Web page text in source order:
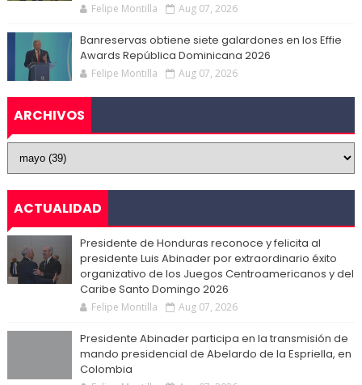
Felipe Montilla Aug 07, 2026
Banreservas obtiene siete galardones en los Effie
Awards República Dominicana 2026
Felipe Montilla Aug 07, 2026
ARCHIVOS
ACTUALIDAD
Presidente de Honduras reconoce y felicita al
presidente Luis Abinader por extraordinario éxito
organizativo de los Juegos Centroamericanos y del
Caribe Santo Domingo 2026
Felipe Montilla Aug 07, 2026
Presidente Abinader participa en la transmisión de
mando presidencial de Abelardo de la Espriella, en
Colombia